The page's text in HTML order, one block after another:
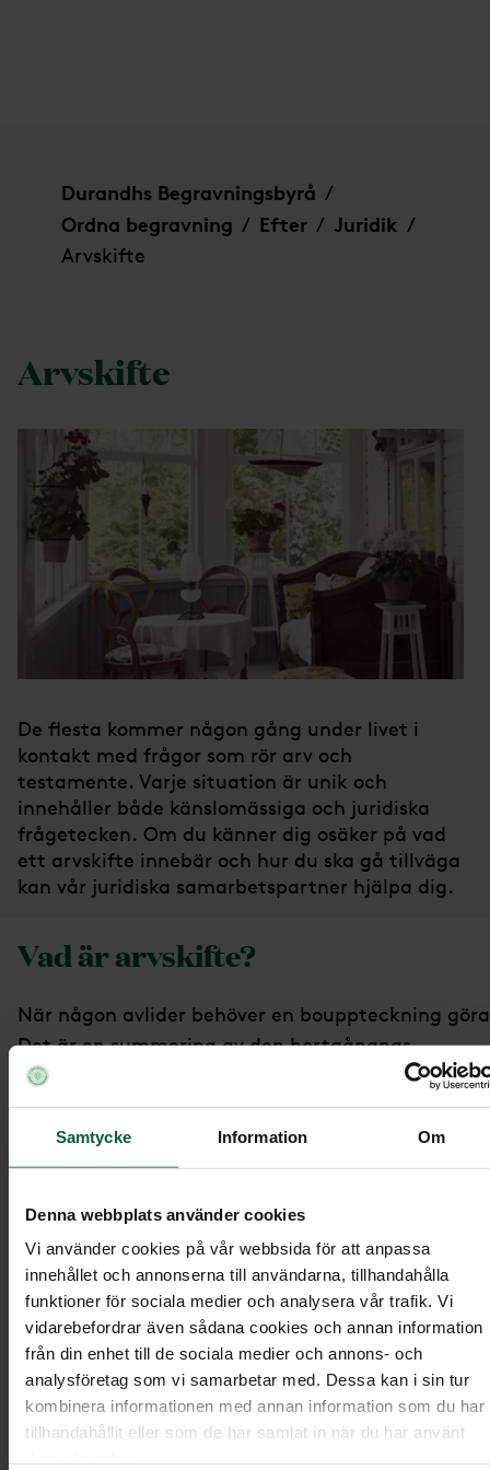
Samtycke Information Om
Denna webbplats använder cookies
Vi använder cookies på vår webbsida för att anpassa
innehållet och annonserna till användarna, tillhandahålla
funktioner för sociala medier och analysera vår trafik. Vi
vidarebefordrar även sådana cookies och annan information
från din enhet till de sociala medier och annons- och
analysföretag som vi samarbetar med. Dessa kan i sin tur
kombinera informationen med annan information som du har
tillhandahållit eller som de har samlat in när du har använt
Durandhs Begravningsbyrå /
Ordna begravning / Efter / Juridik /
Arvskifte
Arvskifte
De flesta kommer någon gång under livet i
kontakt med frågor som rör arv och
testamente. Varje situation är unik och
innehåller både känslomässiga och juridiska
frågetecken. Om du känner dig osäker på vad
ett arvskifte innebär och hur du ska gå tillväga
kan vår juridiska samarbetspartner hjälpa dig.
Vad är arvskifte?
När någon avlider behöver en bouppteckning
Det är en summering av den bortgångnas
tillgångar och skulder. Detta blir grund för
arvskiftet som är en skriftlig handling över hur
arvet fördelas mellan dödsbodelägarna. Alla som
ärver ska skriva under handlingen för att visa att
betalats kan delägarna sedan dela på
Om den som har avlidit var gift eller sambo
arvskiftet ofta av en bodelning enligt
bestämmelserna i äktenskapsbalken och
sambolagen.
Om du är ensam delägare i ett dödsbo behöver du
inte upprätta något arvskifte. Då övergår
tillgångarna från dödsboet till dig när